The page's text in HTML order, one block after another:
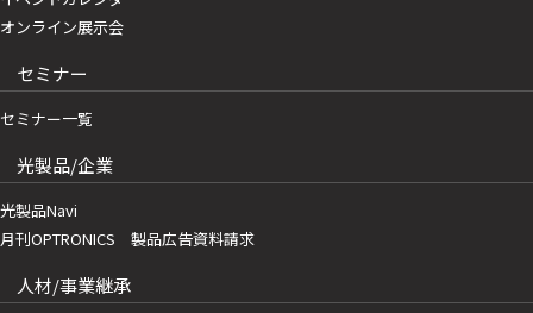
オンライン展示会
セミナー
セミナー一覧
光製品/企業
光製品Navi
月刊OPTRONICS 製品広告資料請求
人材/事業継承